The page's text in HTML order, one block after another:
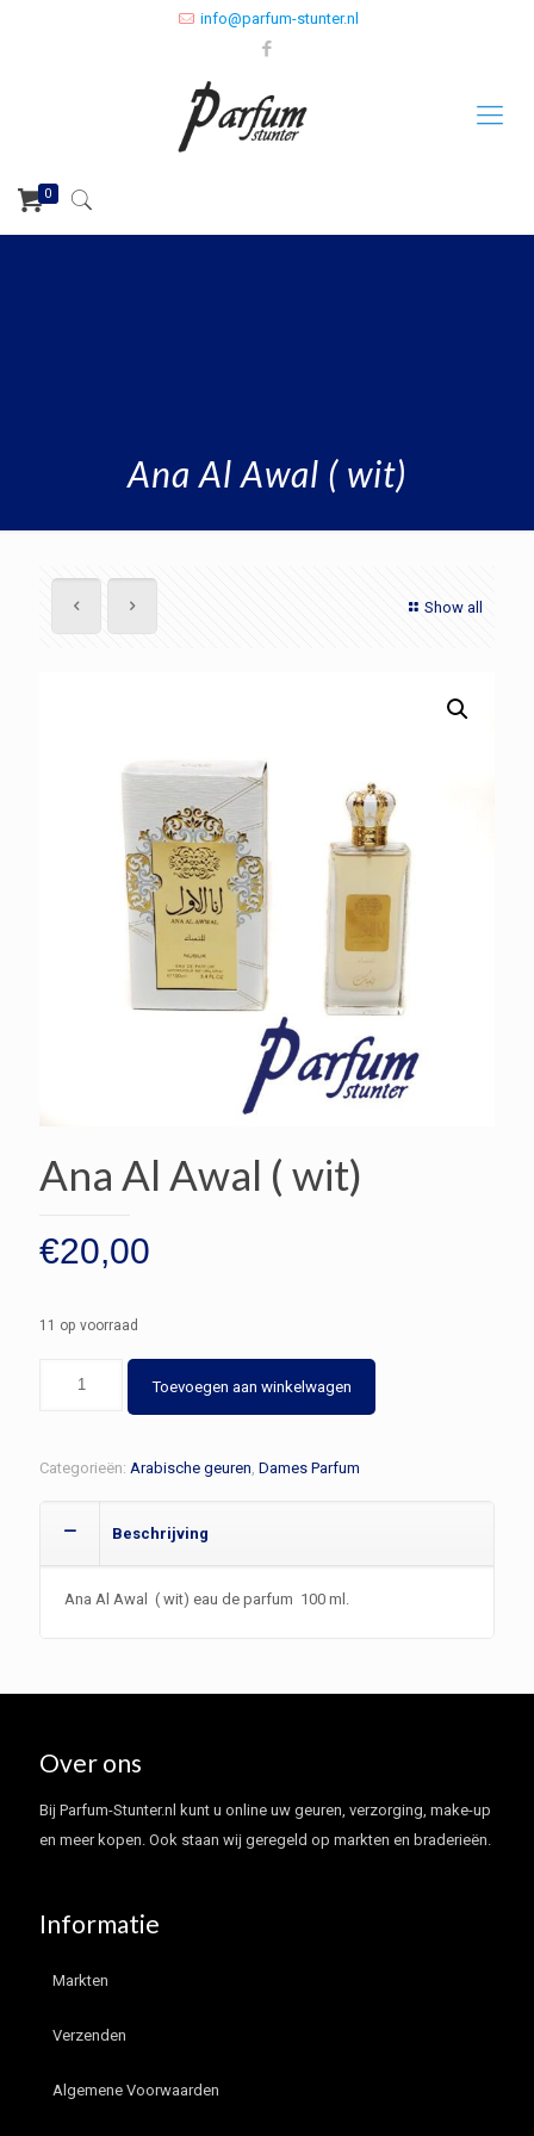
info@parfum-stunter.nl
0
Ana Al Awal ( wit)
Show all
Ana Al Awal ( wit)
€20,00
11 op voorraad
(
Toevoegen aan winkelwagen
Categorieën: Arabische geuren, Dames Parfum
Beschrijving
Ana Al Awal ( wit) eau de parfum 100 ml.
Over ons
Bij Parfum-Stunter.nl kunt u online uw geuren, verzorging, make-up
en meer kopen. Ook staan wij geregeld op markten en braderieën.
Informatie
Markten
Verzenden
Algemene Voorwaarden